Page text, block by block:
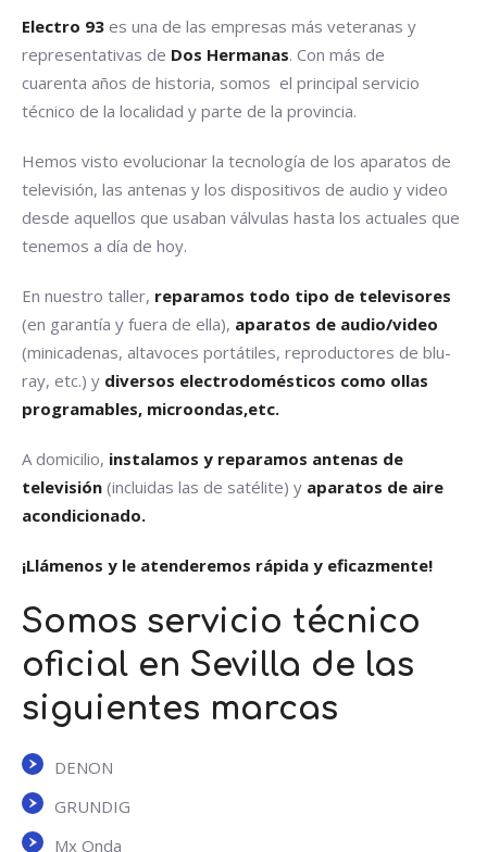
Electro 93 es una de las empresas más veteranas y
representativas de Dos Hermanas. Con más de
cuarenta años de historia, somos el principal servicio
técnico de la localidad y parte de la provincia.
Hemos visto evolucionar la tecnología de los aparatos de
televisión, las antenas y los dispositivos de audio y video
desde aquellos que usaban válvulas hasta los actuales que
tenemos a día de hoy.
En nuestro taller, reparamos todo tipo de televisores
(en garantía y fuera de ella), aparatos de audio/video
(minicadenas, altavoces portátiles, reproductores de blu-
ray, etc.) y diversos electrodomésticos como ollas
programables, microondas,etc.
A domicilio, instalamos y reparamos antenas de
televisión (incluidas las de satélite) y aparatos de aire
acondicionado.
¡Llámenos y le atenderemos rápida y eficazmente!
Somos servicio técnico
oficial en Sevilla de las
siguientes marcas
DENON
GRUNDIG
Mx Onda